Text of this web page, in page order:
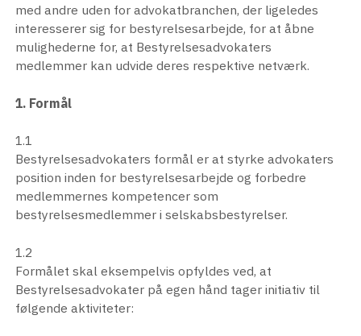
med andre uden for advokatbranchen, der ligeledes
interesserer sig for bestyrelsesarbejde, for at åbne
mulighederne for, at Bestyrelsesadvokaters
medlemmer kan udvide deres respektive netværk.
1. Formål
1.1
Bestyrelsesadvokaters formål er at styrke advokaters
position inden for bestyrelsesarbejde og forbedre
medlemmernes kompetencer som
bestyrelsesmedlemmer i selskabsbestyrelser.
1.2
Formålet skal eksempelvis opfyldes ved, at
Bestyrelsesadvokater på egen hånd tager initiativ til
følgende aktiviteter: